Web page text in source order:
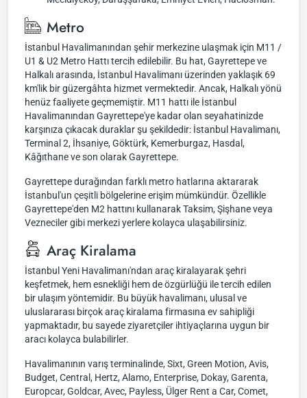
Metro
İstanbul Havalimanından şehir merkezine ulaşmak için M11 /
U1 & U2 Metro Hattı tercih edilebilir. Bu hat, Gayrettepe ve
Halkalı arasında, İstanbul Havalimanı üzerinden yaklaşık 69
km'lik bir güzergâhta hizmet vermektedir. Ancak, Halkalı yönü
henüz faaliyete geçmemiştir. M11 hattı ile İstanbul
Havalimanından Gayrettepe'ye kadar olan seyahatinizde
karşınıza çıkacak duraklar şu şekildedir: İstanbul Havalimanı,
Terminal 2, İhsaniye, Göktürk, Kemerburgaz, Hasdal,
Kâğıthane ve son olarak Gayrettepe.
Gayrettepe durağından farklı metro hatlarına aktararak
İstanbul'un çeşitli bölgelerine erişim mümkündür. Özellikle
Gayrettepe'den M2 hattını kullanarak Taksim, Şişhane veya
Vezneciler gibi merkezi yerlere kolayca ulaşabilirsiniz.
Araç Kiralama
İstanbul Yeni Havalimanı'ndan araç kiralayarak şehri
keşfetmek, hem esnekliği hem de özgürlüğü ile tercih edilen
bir ulaşım yöntemidir. Bu büyük havalimanı, ulusal ve
uluslararası birçok araç kiralama firmasına ev sahipliği
yapmaktadır, bu sayede ziyaretçiler ihtiyaçlarına uygun bir
aracı kolayca bulabilirler.
Havalimanının varış terminalinde, Sixt, Green Motion, Avis,
Budget, Central, Hertz, Alamo, Enterprise, Dokay, Garenta,
Europcar, Goldcar, Avec, Payless, Ülger Rent a Car, Comet,